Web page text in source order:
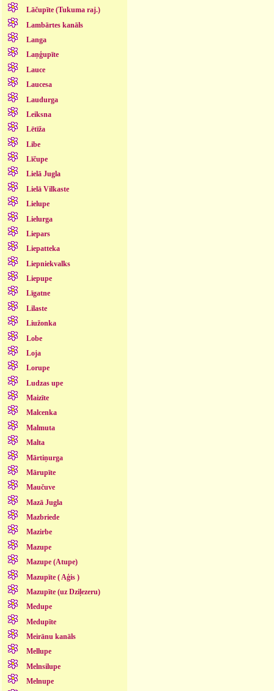
Lāčupīte (Tukuma raj.)
Lambārtes kanāls
Langa
Laņģupīte
Lauce
Laucesa
Laudurga
Leiksna
Lētīža
Libe
Līčupe
Lielā Jugla
Lielā Vilkaste
Lielupe
Lielurga
Liepars
Liepatteka
Liepniekvalks
Liepupe
Līgatne
Lilaste
Liužonka
Lobe
Loja
Lorupe
Ludzas upe
Maizīte
Malcenka
Malmuta
Malta
Mārtiņurga
Mārupīte
Maučuve
Mazā Jugla
Mazbriede
Mazirbe
Mazupe
Mazupe (Atupe)
Mazupīte ( Aģis )
Mazupīte (uz Dziļezeru)
Medupe
Medupīte
Meirānu kanāls
Mellupe
Melnsilupe
Melnupe